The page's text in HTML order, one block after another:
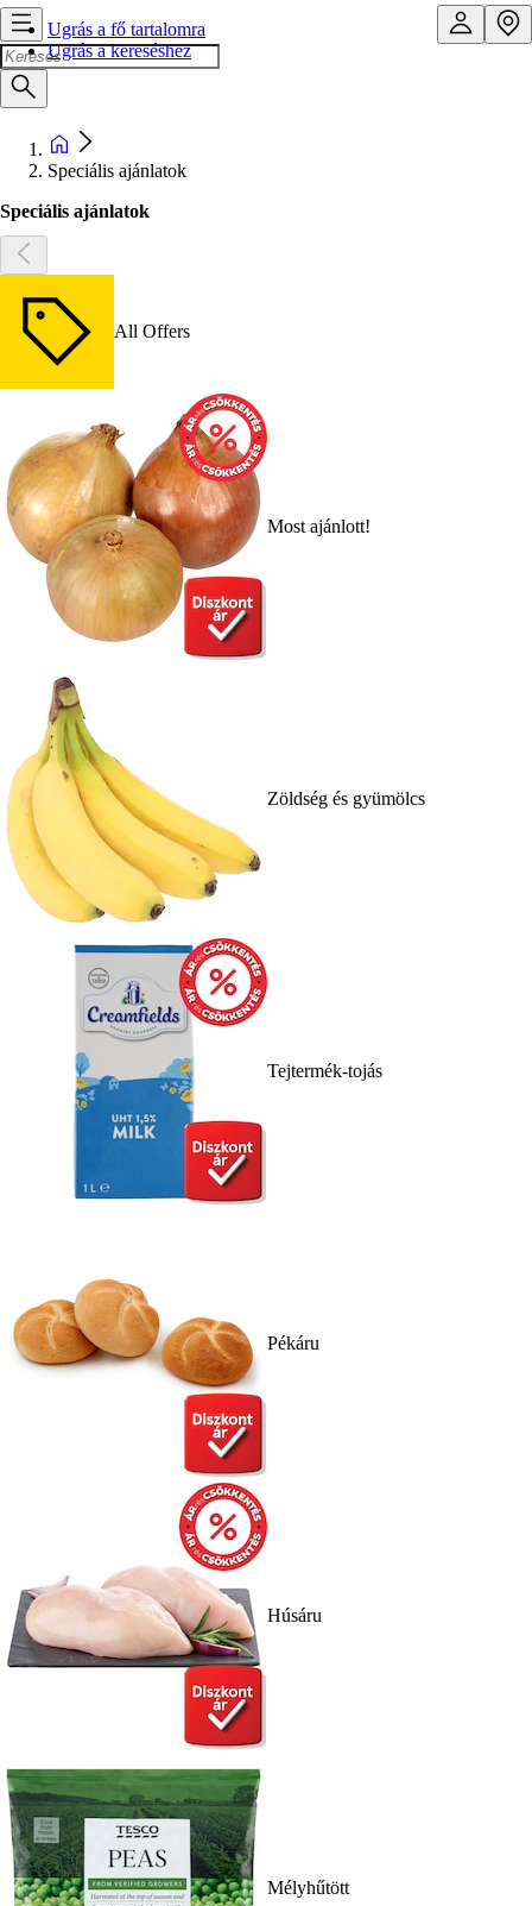
Ugrás a fő tartalomra
Ugrás a kereséshez
Speciális ajánlatok
Speciális ajánlatok
All Offers
Most ajánlott!
Zöldség és gyümölcs
Tejtermék-tojás
Pékáru
Húsáru
Mélyhűtött